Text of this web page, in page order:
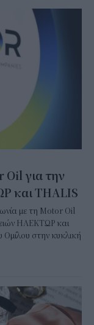
για την
και THALIS
με τη Motor Oil
ΗΛΕΚΤΩΡ και
Ομίλου στην κυκλική